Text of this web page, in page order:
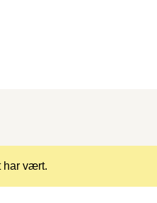
har vært.